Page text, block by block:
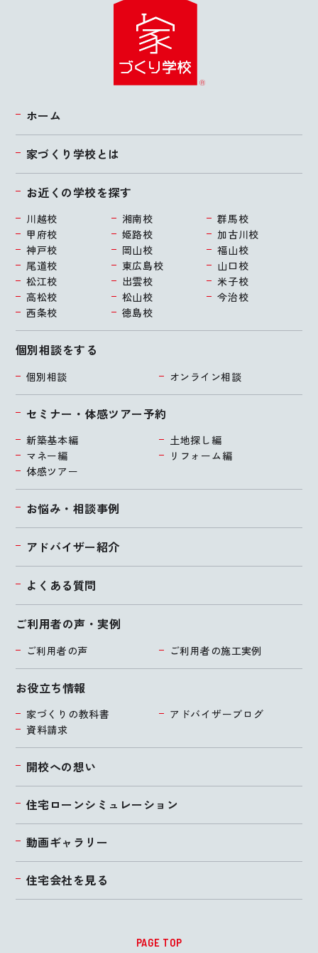
ホーム
家づくり学校とは
お悩み・相談事例
アドバイザー紹介
よくある質問
ご利用者の声・実例
ご利用者の声 ご利用者の施工実例
個別相談をする
個別相談 オンライン相談
セミナー・体感ツアー予約
新築基本編
土地探し編
マネー編
リフォーム編
体感ツアー
お近くの学校を探す
川越校 湘南校
群馬校
甲府校
姫路校
加古川校
神戸校
岡山校
福山校
尾道校
東広島校
山口校
松江校
出雲校
米子校
高松校
松山校
今治校
西条校
徳島校
お役立ち情報
家づくりの教科書
アドバイザーブログ
資料請求
開校への想い
住宅ローンシミュレーション
動画ギャラリー
住宅会社を見る
PAGE TOP